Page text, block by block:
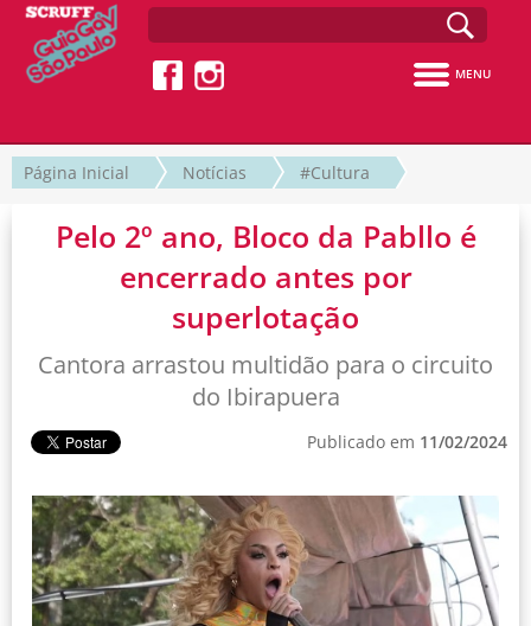
MENU
Página Inicial Notícias #Cultura
Pelo 2º ano, Bloco da Pabllo é
encerrado antes por
superlotação
Cantora arrastou multidão para o circuito
do Ibirapuera
Publicado em 11/02/2024